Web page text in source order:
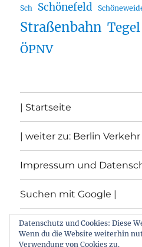
Sch Schönefeld
Straßenbahn Tegel
ÖPNV
| Startseite
| weiter zu: Berlin Verkehr
Impressum und
Suchen mit Google |
Themen
Datenschutz und Cookies: Diese
Wenn du die Website weiterhin
Verwendung von Cookies zu.